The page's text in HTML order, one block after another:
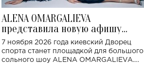
ALENA OMARGALIEVA
представила новую афишу
большого концерта во Дворце
спорта
7 ноября 2026 года киевский Дворец
спорта станет площадкой для большого
сольного шоу ALENA OMARGALIEVA.